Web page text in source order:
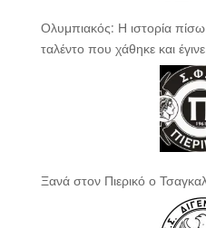
Ολυμπιακός: Η ιστορία
ταλέντο που χάθηκε και
Ξανά στον Πιερικό ο